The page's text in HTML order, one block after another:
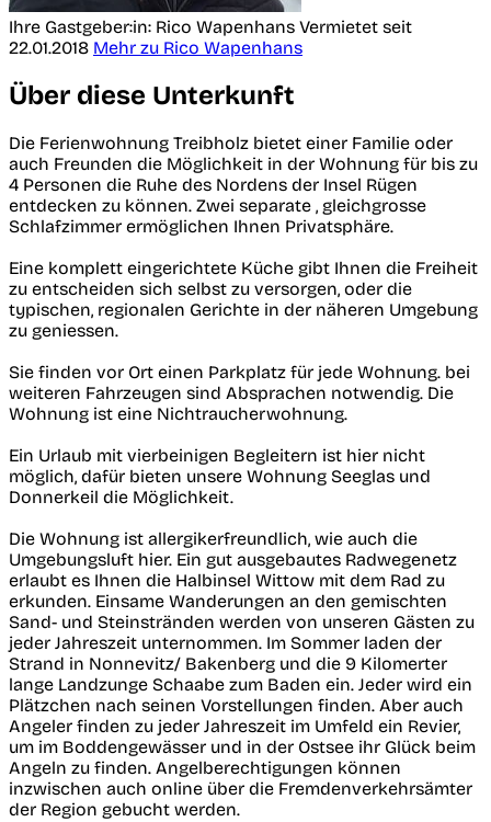
Ihre Gastgeber:in: Rico Wapenhans Vermietet seit
22.01.2018 Mehr zu Rico Wapenhans
Über diese Unterkunft
Die Ferienwohnung Treibholz bietet einer Familie oder
auch Freunden die Möglichkeit in der Wohnung für bis zu
4 Personen die Ruhe des Nordens der Insel Rügen
entdecken zu können. Zwei separate , gleichgrosse
Schlafzimmer ermöglichen Ihnen Privatsphäre.
Eine komplett eingerichtete Küche gibt Ihnen die Freiheit
zu entscheiden sich selbst zu versorgen, oder die
typischen, regionalen Gerichte in der näheren Umgebung
zu geniessen.
Sie finden vor Ort einen Parkplatz für jede Wohnung. bei
weiteren Fahrzeugen sind Absprachen notwendig. Die
Wohnung ist eine Nichtraucherwohnung.
Ein Urlaub mit vierbeinigen Begleitern ist hier nicht
möglich, dafür bieten unsere Wohnung Seeglas und
Donnerkeil die Möglichkeit.
Die Wohnung ist allergikerfreundlich, wie auch die
Umgebungsluft hier. Ein gut ausgebautes Radwegenetz
erlaubt es Ihnen die Halbinsel Wittow mit dem Rad zu
erkunden. Einsame Wanderungen an den gemischten
Sand- und Steinstränden werden von unseren Gästen zu
jeder Jahreszeit unternommen. Im Sommer laden der
Strand in Nonnevitz/ Bakenberg und die 9 Kilomerter
lange Landzunge Schaabe zum Baden ein. Jeder wird ein
Plätzchen nach seinen Vorstellungen finden. Aber auch
Angeler finden zu jeder Jahreszeit im Umfeld ein Revier,
um im Boddengewässer und in der Ostsee ihr Glück beim
Angeln zu finden. Angelberechtigungen können
inzwischen auch online über die Fremdenverkehrsämter
der Region gebucht werden.